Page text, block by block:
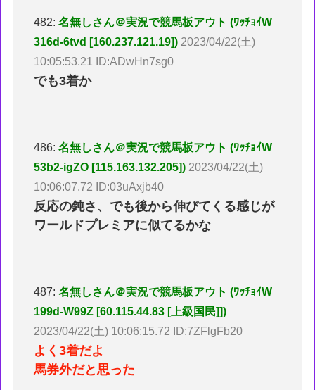
482:名無しさん＠実況で競馬板アウト (ﾜｯﾁｮｲW
316d-6tvd [160.237.121.19]) 2023/04/22(土)
10:05:53.21 ID:ADwHn7sg0
でも3着か
486:名無しさん＠実況で競馬板アウト (ﾜｯﾁｮｲW
53b2-igZO [115.163.132.205]) 2023/04/22(土)
10:06:07.72 ID:03uAxjb40
反応の鈍さ、でも後から伸びてくる感じが
ワールドプレミアに似てるかな
487:名無しさん＠実況で競馬板アウト (ﾜｯﾁｮｲW
199d-W99Z [60.115.44.83 [上級国民]])
2023/04/22(土) 10:06:15.72 ID:7ZFlgFb20
よく3着だよ
馬券外だと思った